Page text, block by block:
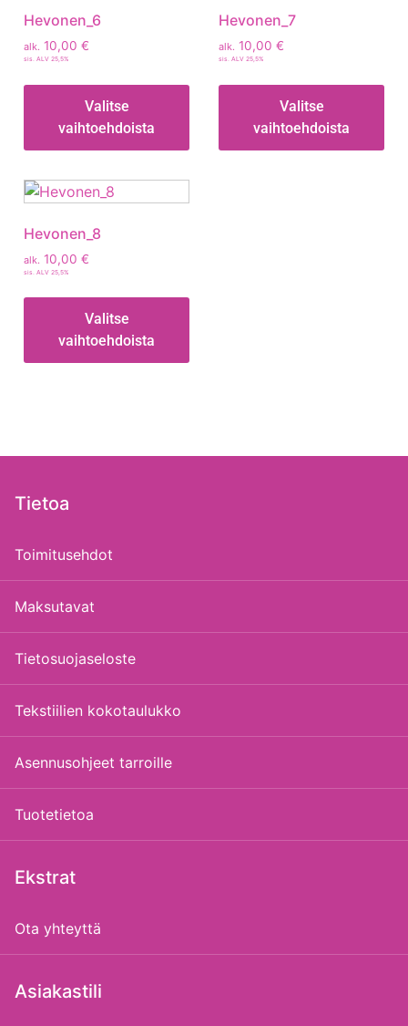
Hevonen_6
alk. 10,00 €
sis. ALV 25,5%
Valitse
vaihtoehdoista
Hevonen_7
alk. 10,00 €
sis. ALV 25,5%
Valitse
vaihtoehdoista
Hevonen_8
alk. 10,00 €
sis. ALV 25,5%
Valitse
vaihtoehdoista
Tietoa
Toimitusehdot
Maksutavat
Tietosuojaseloste
Tekstiilien kokotaulukko
Asennusohjeet tarroille
Tuotetietoa
Ekstrat
Ota yhteyttä
Asiakastili